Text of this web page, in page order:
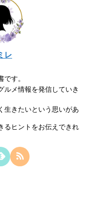
レ
す。
ルメ情報を発信していき
生きたいという思いがあ
るヒントをお伝えできれ